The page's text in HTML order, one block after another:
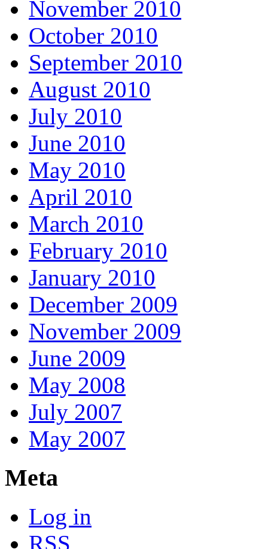
November 2010
October 2010
September 2010
August 2010
July 2010
June 2010
May 2010
April 2010
March 2010
February 2010
January 2010
December 2009
November 2009
June 2009
May 2008
July 2007
May 2007
Meta
Log in
RSS